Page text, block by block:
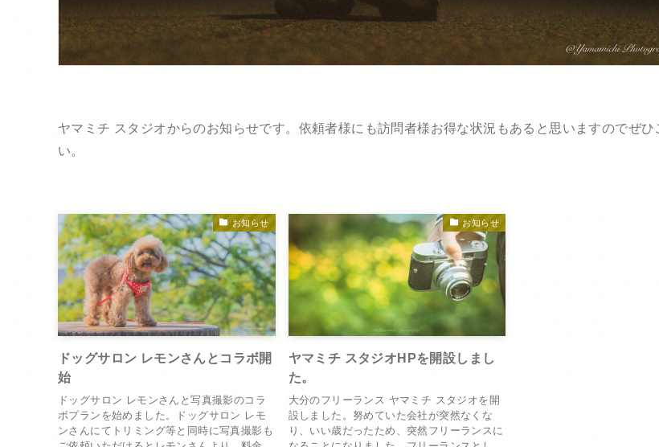
ヤマミチ スタジオからのお知らせです。依頼者様にも訪問者様お得な状況もあると思いますのでぜひ
い。
お知らせ
ドッグサロン レモンさんとコラボ開
始
ドッグサロン レモンさんと写真撮影のコラ
ボプランを始めました。ドッグサロン レモ
ンさんにてトリミング等と同時に写真撮影も
お知らせ
ヤマミチ スタジオHPを開設しまし
た。
大分のフリーランス ヤマミチ スタジオを開
設しました。努めていた会社が突然なくな
り、いい歳だったため、突然フリーランスに